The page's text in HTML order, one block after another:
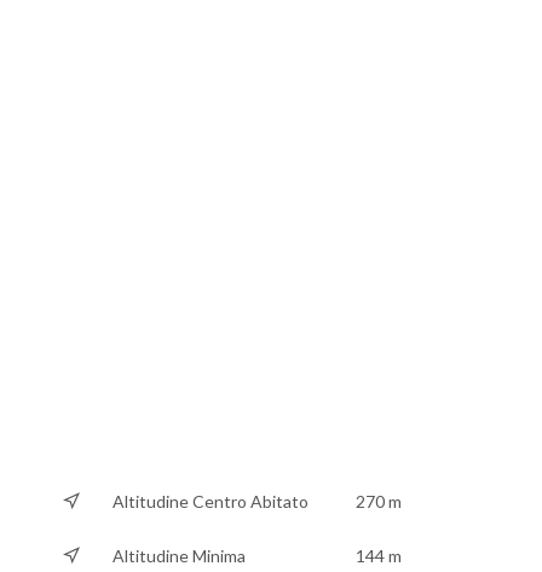
Altitudine Centro Abitato 270 m
Altitudine Minima 144 m